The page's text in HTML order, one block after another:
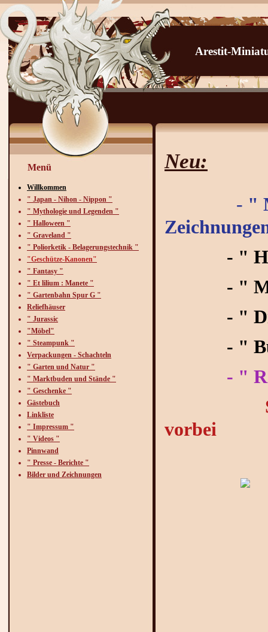
Arestit-
Menü
Willkommen
" Japan - Nihon - Nippon "
" Mythologie und Legenden "
" Halloween "
" Graveland "
" Poliorketik - Belagerungstechnik "
"Geschütze-Kanonen"
" Fantasy "
" Et lilium : Manete "
" Gartenbahn Spur G "
Reliefhäuser
" Jurassic
"Möbel"
" Steampunk "
Verpackungen - Schachteln
" Garten und Natur "
" Marktbuden und Stände "
" Geschenke "
Gästebuch
Linkliste
" Impressum "
" Videos "
Pinnwand
" Presse - Berichte "
Bilder und Zeichnungen
Neu:
- "
- "
- "
- " Din
- "
- "
Schaut
vorbei